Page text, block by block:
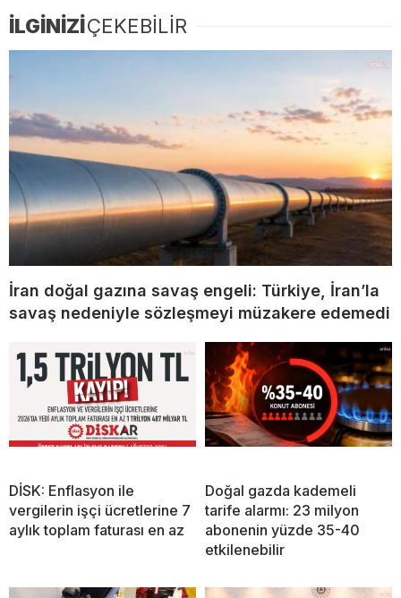
İLGİNİZİÇEKEBİLİR
İran doğal gazına savaş engeli: Türkiye, İran’la
savaş nedeniyle sözleşmeyi müzakere edemedi
DİSK: Enflasyon ile
vergilerin işçi ücretlerine 7
aylık toplam faturası en az
Doğal gazda kademeli
tarife alarmı: 23 milyon
abonenin yüzde 35-40
etkilenebilir